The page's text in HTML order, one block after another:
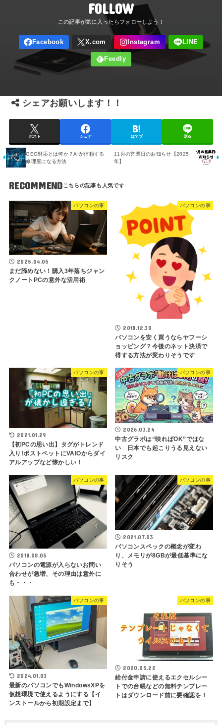
FOLLOW
シェアお願いします！！
ポスト シェア はてブ 送る
11月の営業日のお知らせ【2025
年】
GEO対応とは何か？AIが信頼する
修理屋になる方法
RECOMMEND
パソコンの事
2025.04.05
まだ諦めない！購入3年落ちジャン
クノートPCの意外な活用術
パソコンの事
2018.12.30
パソコンを安く買うならヤフーシ
ョッピング？今後のネット決済で
得する方法が変わりそうです
パソコンの事
2021.01.29
【初PCの思い出】タグがトレンド
入り!ポストペットにVAIOからダイ
アルアップなど懐かしい！
パソコンの事
2026.03.24
中古グラボは“映ればOK”ではな
い 日本でも起こりうる見えない
リスク
パソコンの事
2018.08.05
パソコンの電源が入らないお問い
合わせが急増、その理由は意外に
も・・・
パソコンの事
2021.07.03
パソコンスペックの概念が変わ
り、メモリが8GBが最低基準にな
りそう
パソコンの事
2024.01.03
最新のパソコンでもWindowsXPを
仮想環境で使えるようにする【イ
ンストールから初期設定まで】
パソコンの事
2020.05.22
給付金申請に使えるエクセルシー
トでの台帳などの無料テンプレー
トはダウンロード前に要確認を！